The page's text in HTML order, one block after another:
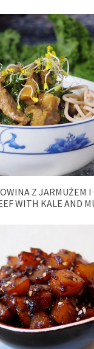
Z JARMUŻEM
WITH KALE AND